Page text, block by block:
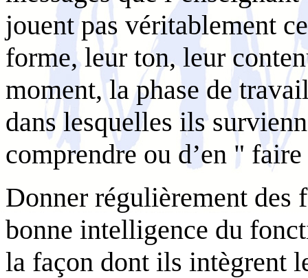
jouent pas véritablement
forme, leur ton, leur
moment, la phase de
dans lesquelles ils
comprendre ou d’en "
Donner régulièrement des
bonne intelligence du
la façon dont ils intègrent